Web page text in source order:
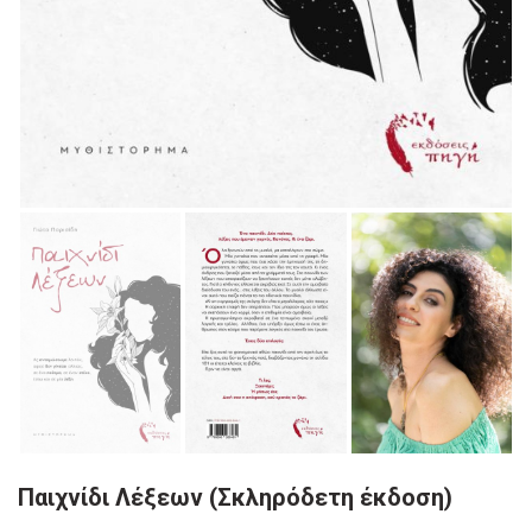
Παιχνίδι Λέξεων (Σκληρόδετη έκδοση)